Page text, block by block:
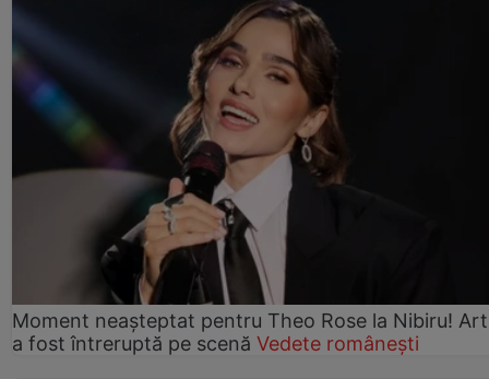
Moment neașteptat pentru Theo Rose la Nibiru!
a fost întreruptă pe scenă Vedete românești